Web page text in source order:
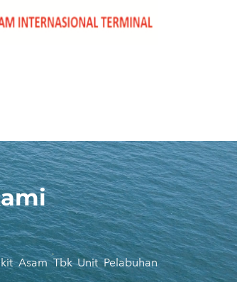
Asam Tbk Unit Pelabuhan